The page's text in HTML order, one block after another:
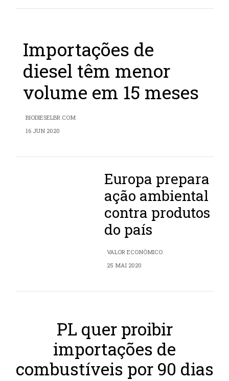
Importações de
diesel têm menor
volume em 15 meses
BIODIESELBR.COM
16 JUN 2020
Europa prepara
ação ambiental
contra produtos
do país
VALOR ECONÔMICO
25 MAI 2020
PL quer proibir
importações de
combustíveis por 90 dias